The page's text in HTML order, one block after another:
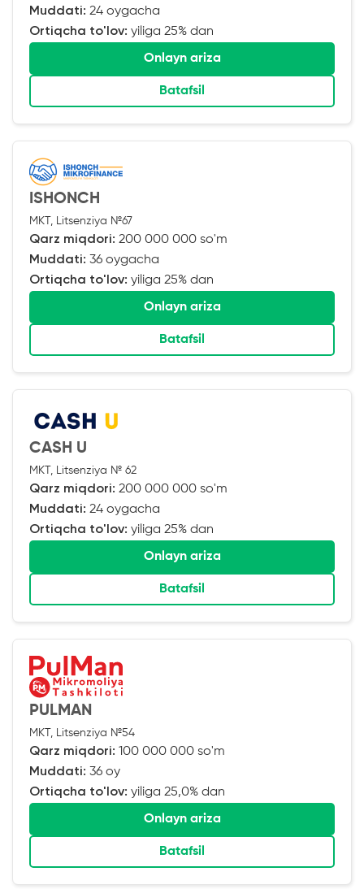
Muddati: 24 oygacha
Ortiqcha to'lov: yiliga 25% dan
Onlayn ariza
Batafsil
ISHONCH
MKT, Litsenziya №67
Qarz miqdori: 200 000 000 so'm
Muddati: 36 oygacha
Ortiqcha to'lov: yiliga 25% dan
Onlayn ariza
Batafsil
CASH U
MKT, Litsenziya № 62
Qarz miqdori: 200 000 000 so'm
Muddati: 24 oygacha
Ortiqcha to'lov: yiliga 25% dan
Onlayn ariza
Batafsil
PULMAN
MKT, Litsenziya №54
Qarz miqdori: 100 000 000 so'm
Muddati: 36 oy
Ortiqcha to'lov: yiliga 25,0% dan
Onlayn ariza
Batafsil